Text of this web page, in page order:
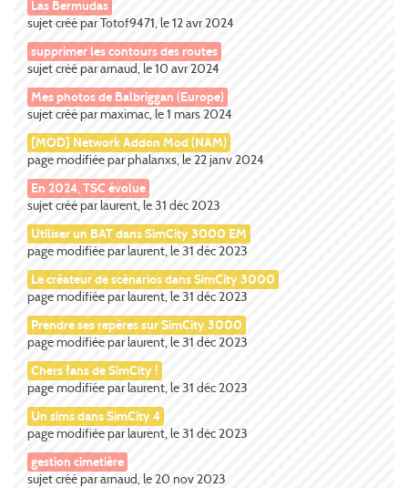
Las Bermudas
sujet créé par Totof9471, le 12 avr 2024
supprimer les contours des routes
sujet créé par arnaud, le 10 avr 2024
Mes photos de Balbriggan (Europe)
sujet créé par maximac, le 1 mars 2024
[MOD] Network Addon Mod (NAM)
page modifiée par phalanxs, le 22 janv 2024
En 2024, TSC évolue
sujet créé par laurent, le 31 déc 2023
Utiliser un BAT dans SimCity 3000 EM
page modifiée par laurent, le 31 déc 2023
Le créateur de scénarios dans SimCity 3000
page modifiée par laurent, le 31 déc 2023
Prendre ses repères sur SimCity 3000
page modifiée par laurent, le 31 déc 2023
Chers fans de SimCity !
page modifiée par laurent, le 31 déc 2023
Un sims dans SimCity 4
page modifiée par laurent, le 31 déc 2023
gestion cimetière
sujet créé par arnaud, le 20 nov 2023